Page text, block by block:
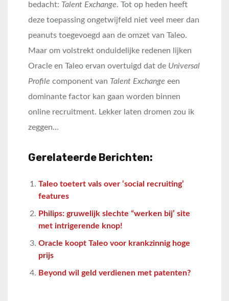
bedacht: Talent Exchange. Tot op heden heeft
deze toepassing ongetwijfeld niet veel meer dan
peanuts toegevoegd aan de omzet van Taleo.
Maar om volstrekt onduidelijke redenen lijken
Oracle en Taleo ervan overtuigd dat de Universal
Profile component van Talent Exchange een
dominante factor kan gaan worden binnen
online recruitment. Lekker laten dromen zou ik
zeggen…
Gerelateerde Berichten:
Taleo toetert vals over ‘social recruiting’
features
Philips: gruwelijk slechte “werken bij’ site
met intrigerende knop!
Oracle koopt Taleo voor krankzinnig hoge
prijs
Beyond wil geld verdienen met patenten?